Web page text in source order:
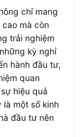
chỉ mang
mà còn
trải nghiệm
kỳ nghỉ
hành đầu tư,
quan
hiệu quả
một số kinh
đầu tư nên